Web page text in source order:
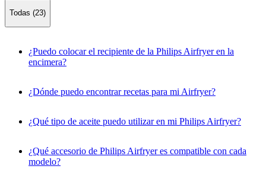
Todas (23)
¿Puedo colocar el recipiente de la Philips Airfryer en la
encimera?
¿Dónde puedo encontrar recetas para mi Airfryer?
¿Qué tipo de aceite puedo utilizar en mi Philips Airfryer?
¿Qué accesorio de Philips Airfryer es compatible con cada
modelo?